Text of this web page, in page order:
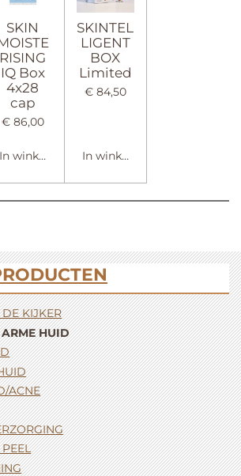
SKIN
RISING
IQ Box
4x28
cap
€ 86,00
In winkelwagen
SKINTEL
LIGENT
BOX
Limited
€ 84,50
In winkelwagen
KIJKER
HUID
ACNE